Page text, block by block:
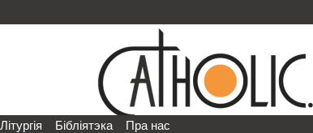
Літургія Бібліятэка Пра нас